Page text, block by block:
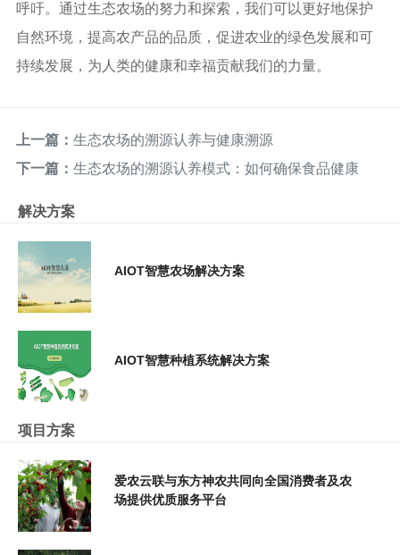
呼吁。通过生态农场的努力和探索，我们可以更好地保护
自然环境，提高农产品的品质，促进农业的绿色发展和可
持续发展，为人类的健康和幸福贡献我们的力量。
上一篇： 生态农场的溯源认养与健康溯源
下一篇： 生态农场的溯源认养模式：如何确保食品健康
解决方案
AIOT智慧农场解决方案
AIOT智慧种植系统解决方案
项目方案
爱农云联与东方神农共同向全国消费者及农
场提供优质服务平台